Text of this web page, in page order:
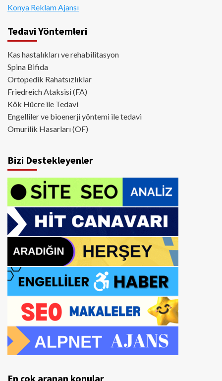
Konya Reklam Ajansı
Tedavi Yöntemleri
Kas hastalıkları ve rehabilitasyon
Spina Bifida
Ortopedik Rahatsızlıklar
Friedreich Ataksisi (FA)
Kök Hücre ile Tedavi
Engelliler ve bioenerji yöntemi ile tedavi
Omurilik Hasarları (OF)
Bizi Destekleyenler
En çok aranan konular